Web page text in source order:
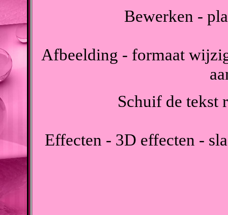
Bewerken -
Afbeelding - formaat
Schuif de tekst
Effecten - 3D effecten -